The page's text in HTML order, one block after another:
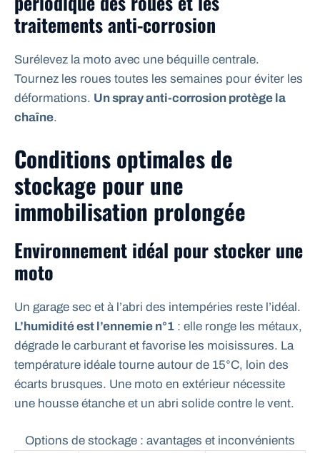
traitements anti-corrosion
Surélevez la moto avec une béquille centrale.
Tournez les roues toutes les semaines pour éviter les
déformations. Un spray anti-corrosion protège la
chaîne.
Conditions optimales de
stockage pour une
immobilisation prolongée
Environnement idéal pour stocker une
moto
Un garage sec et à l’abri des intempéries reste l’idéal.
L’humidité est l’ennemie n°1 : elle ronge les métaux,
dégrade le carburant et favorise les moisissures. La
température idéale tourne autour de 15°C, loin des
écarts brusques. Une moto en extérieur nécessite
une housse étanche et un abri solide contre le vent.
Options de stockage : avantages et inconvénients